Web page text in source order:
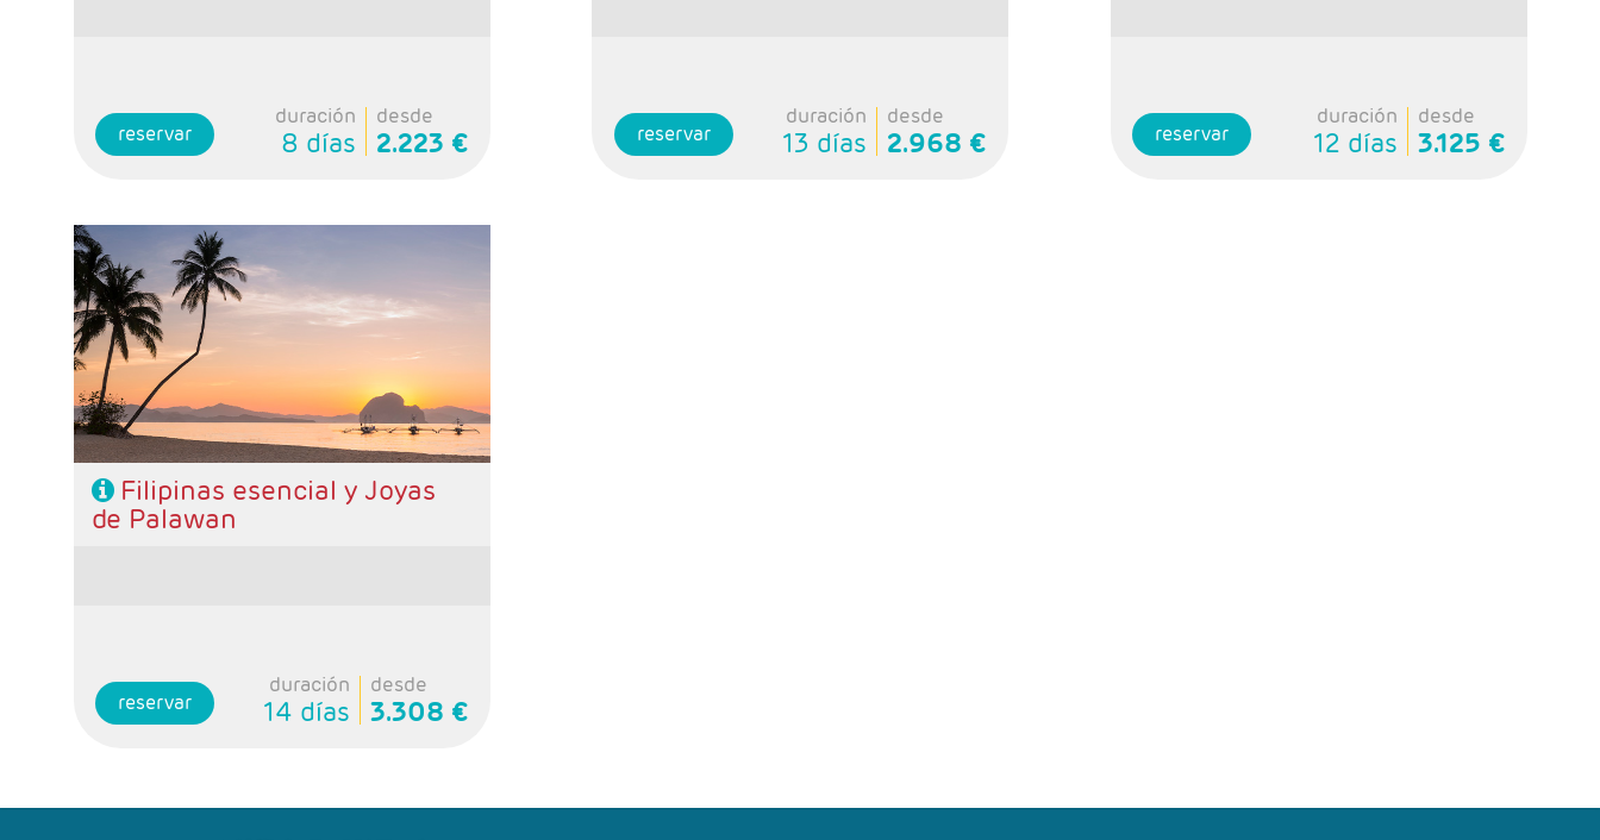
reservar
duración
8 días
desde
2.223 € reservar
duración
13 días
desde
2.968 € reservar
duración
12 días
desde
3.125 €
- Salidas: Lunes y Viernes
- Ruta: 2 noches Manila, 2 Cebú, 2 Bohol, 2
Puerto Princesa, 2 Port Barton y 2 El Nido
- Categoría hotelera: Turista Superior, Primera
y Primera Superior
- Régimen: 12 desayuno y 4 almuerzos
Filipinas esencial y Joyas
de Palawan
reservar
duración
14 días
desde
3.308 €